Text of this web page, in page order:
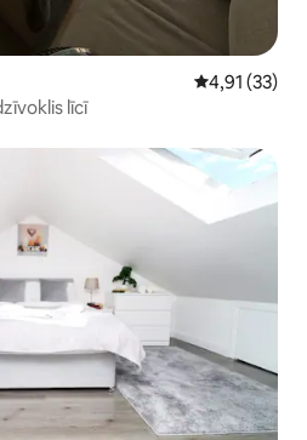
Vidējais
4,91 (33)
līcī